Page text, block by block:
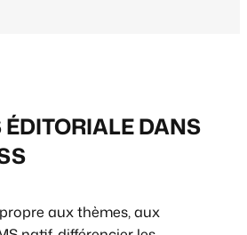
ÉDITORIALE DANS
aux thèmes, aux